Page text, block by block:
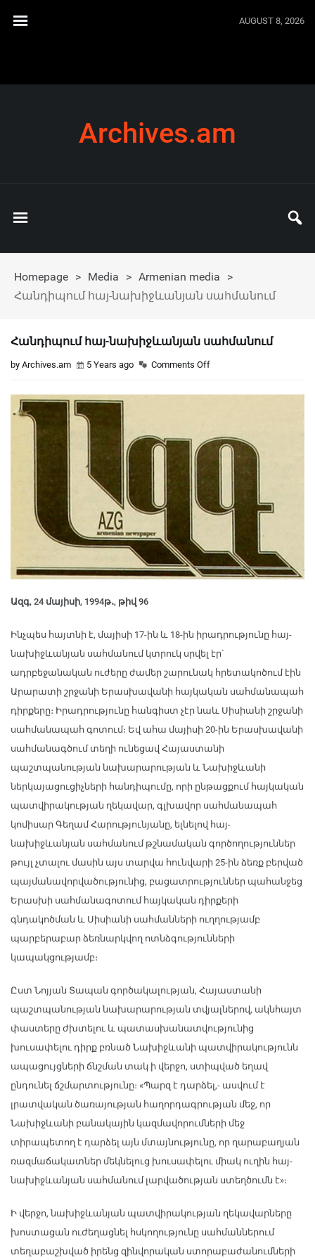
AUGUST 8, 2026
Archives.am
Homepage > Media > Armenian media
>
Հանդիպում հայ-նախիջևանյան սահմանում
Հանդիպում հայ-նախիջևանյան սահմանում
by Archives.am 5 Years ago Comments Off
Ազգ, 24 մայիսի, 1994թ․, թիվ 96
Ինչպես հայտնի է, մայիսի 17-ին և 18-ին իրադրությունը հայ-
նախիջևանյան սահմանում կտրուկ սրվել էր՝
ադրբեջանական ուժերը ժամեր շարունակ հրետակոծում էին
Արարատի շրջանի Երասխավանի հայկական սահմանապահ
դիրքերը։ Իրադրությունը հանգիստ չէր նաև Սիսիանի շրջանի
սահմանապահ գոտում։ Եվ ահա մայիսի 20-ին Երասխավանի
սահմանագծում տեղի ունեցավ Հայաստանի
պաշտպանության նախարարության և Նախիջևանի
ներկայացուցիչների հանդիպումը, որի ընթացքում հայկական
պատվիրակության ղեկավար, գլխավոր սահմանապահ
կոմիսար Գեղամ Հարությունյանը, ելնելով հայ-
նախիջևանյան սահմանում թշնամական գործողություններ
թույլ չտալու մասին այս տարվա հունվարի 25-ին ձեռք բերված
պայմանավորվածությունից, բացատրություններ պահանջեց
Երասխի սահմանագոտում հայկական դիրքերի
գնդակոծման և Սիսիանի սահմանների ուղղությամբ
պարբերաբար ձեռնարկվող ոտնձգությունների
կապակցությամբ։
Ըստ Նոյյան Տապան գործակալության, Հայաստանի
պաշտպանության նախարարության տվյալներով, ակնհայտ
փաստերը ժխտելու և պատասխանատվությունից
խուսափելու դիրք բռնած Նախիջևանի պատվիրակությունն
ապացույցների ճնշման տակ ի վերջո, ստիպված եղավ
ընդունել ճշմարտությունը։ «Պարզ է դարձել,- ասվում է
լրատվական ծառայության հաղորդագրության մեջ, որ
Նախիջևանի բանակային կազմավորումների մեջ
տիրապետող է դարձել այն մտայնությունը, որ ղարաբաղյան
ռազմաճակատներ մեկնելուց խուսափելու միակ ուղին հայ-
նախիջևանյան սահմանում լարվածության ստեղծումն է»։
Ի վերջո, նախիջևանյան պատվիրակության ղեկավարները
խոստացան ուժեղացնել հսկողությունը սահմաններում
տեղաբաշխված իրենց զինվորական ստորաբաժանումների